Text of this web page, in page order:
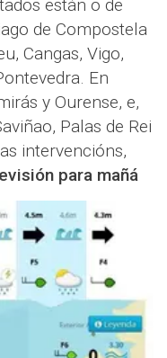
están o de
de Compostela
Cangas, Vigo,
En
y Ourense, e,
Palas de Rei
intervencións,
para mañá